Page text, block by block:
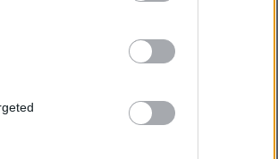
munkahelyek
bemutatása.
a média és a
a nőkre, mint